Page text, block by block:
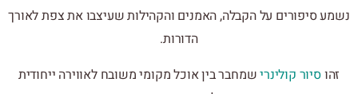
נשמע סיפורים על הקבלה, האמנים והקהילות שעיצבו את צפת לאורך
הדורות.
זהוסיור קולינרישמחבר בין אוכל מקומי משובח לאווירה ייחודית